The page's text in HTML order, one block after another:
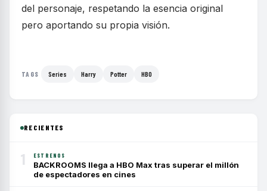
del personaje, respetando la esencia original
pero aportando su propia visión.
TAGS Series Harry Potter HBO
RECIENTES
1 ESTRENOS
BACKROOMS llega a HBO Max tras superar el millón
de espectadores en cines